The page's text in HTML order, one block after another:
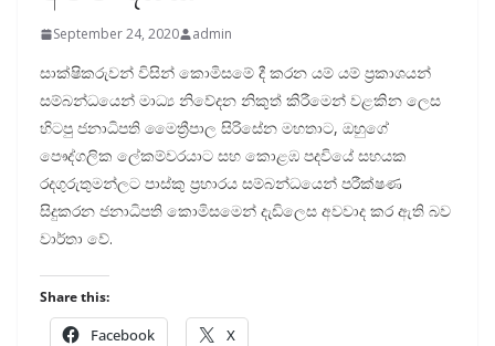
September 24, 2020 admin
සාක්ෂිකරුවන් විසින් කොමිසමේ දී කරන යම් යම් ප්‍රකාශයන්
සම්බන්ධයෙන් මාධ්‍ය නිවේදන නිකුත් කිරීමෙන් වළකින ලෙස
හිටපු ජනාධිපති මෛත්‍රීපාල සිරිසේන මහතාට, ඔහුගේ
පෞද්ගලික ලේකම්වරයාට සහ කොළඹ පදවියේ සහයක
රදගුරුතුමන්ලට පාස්කු ප්‍රහාරය සම්බන්ධයෙන් පරීක්ෂණ
සිදුකරන ජනාධිපති කොමිසමෙන් දැඩිලෙස අවවාද කර ඇති බව
වාර්තා වේ.
Share this:
Facebook X